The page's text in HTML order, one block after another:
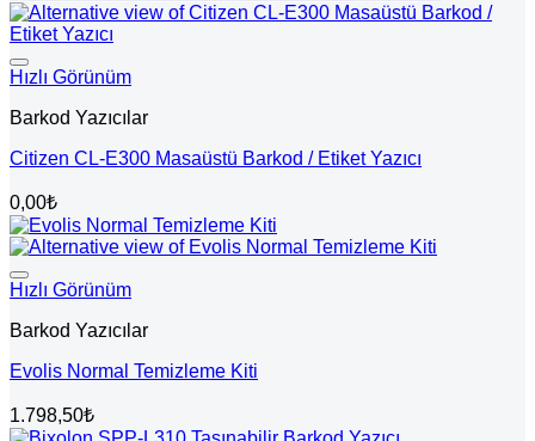
Hızlı Görünüm
Barkod Yazıcılar
Citizen CL-E300 Masaüstü Barkod / Etiket Yazıcı
0,00₺
Hızlı Görünüm
Barkod Yazıcılar
Evolis Normal Temizleme Kiti
1.798,50₺